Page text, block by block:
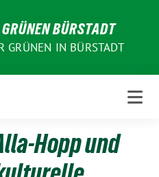
BÜRSTADT
GRÜNEN IN BÜRSTADT
Hopp und